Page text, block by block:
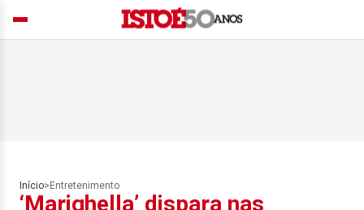
Início> Entretenimento
‘Marighella’ dispara nas